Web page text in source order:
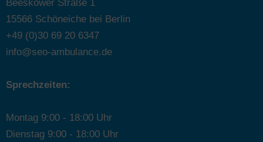
Beeskower Straße 1
15566 Schöneiche bei Berlin
+49 (0)30 69 20 6347
info@seo-ambulance.de
Sprechzeiten:
Montag 9:00 - 18:00 Uhr
Dienstag 9:00 - 18:00 Uhr